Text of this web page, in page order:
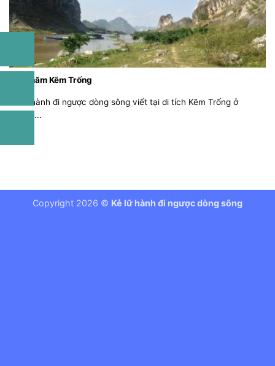
Đến thăm Kẽm Trống
Kẻ lữ hành đi ngược dòng sông viết tại di tích Kẽm Trống ở
Thanh...
Copyright 2026 © Kẻ lữ hành đi ngược dòng sông